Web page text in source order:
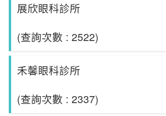
展欣眼科診所
(查詢次數 : 2522)
禾馨眼科診所
(查詢次數 : 2337)